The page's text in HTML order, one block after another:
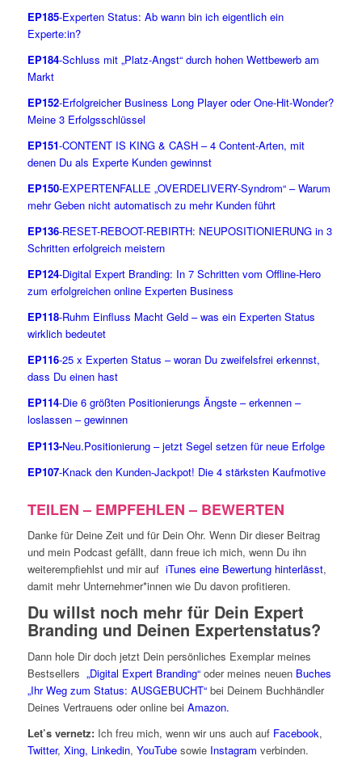
EP185-Experten Status: Ab wann bin ich eigentlich ein
Experte:in?
EP184-Schluss mit „Platz-Angst“ durch hohen Wettbewerb am
Markt
EP152-Erfolgreicher Business Long Player oder One-Hit-Wonder?
Meine 3 Erfolgsschlüssel
EP151-CONTENT IS KING & CASH – 4 Content-Arten, mit
denen Du als Experte Kunden gewinnst
EP150-EXPERTENFALLE „OVERDELIVERY-Syndrom“ – Warum
mehr Geben nicht automatisch zu mehr Kunden führt
EP136-RESET-REBOOT-REBIRTH: NEUPOSITIONIERUNG in 3
Schritten erfolgreich meistern
EP124-Digital Expert Branding: In 7 Schritten vom Offline-Hero
zum erfolgreichen online Experten Business
EP118-Ruhm Einfluss Macht Geld – was ein Experten Status
wirklich bedeutet
EP116-25 x Experten Status – woran Du zweifelsfrei erkennst,
dass Du einen hast
EP114-Die 6 größten Positionierungs Ängste – erkennen –
loslassen – gewinnen
EP113-Neu.Positionierung – jetzt Segel setzen für neue Erfolge
EP107-Knack den Kunden-Jackpot! Die 4 stärksten Kaufmotive
TEILEN – EMPFEHLEN – BEWERTEN
Danke für Deine Zeit und für Dein Ohr. Wenn Dir dieser Beitrag
und mein Podcast gefällt, dann freue ich mich, wenn Du ihn
weiterempfiehlst und mir auf iTunes eine Bewertung hinterlässt,
damit mehr Unternehmer*innen wie Du davon profitieren.
Du willst noch mehr für Dein Expert
Branding und Deinen Expertenstatus?
Dann hole Dir doch jetzt Dein persönliches Exemplar meines
Bestsellers „Digital Expert Branding“oder meines neuenBuches
„Ihr Weg zum Status: AUSGEBUCHT“bei Deinem Buchhändler
Deines Vertrauens oder online bei Amazon.
Let’s vernetz:Ich freu mich, wenn wir uns auch auf Facebook,
Twitter, Xing, Linkedin, YouTube sowie Instagram verbinden.